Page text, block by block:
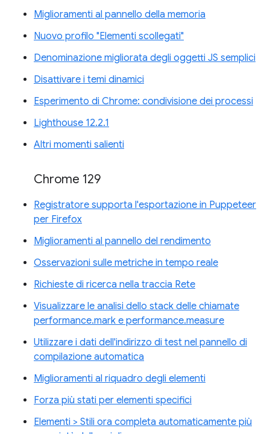
Miglioramenti al pannello della memoria
Nuovo profilo "Elementi scollegati"
Denominazione migliorata degli oggetti JS semplici
Disattivare i temi dinamici
Esperimento di Chrome: condivisione dei processi
Lighthouse 12.2.1
Altri momenti salienti
Chrome 129
Registratore supporta l'esportazione in Puppeteer
per Firefox
Miglioramenti al pannello del rendimento
Osservazioni sulle metriche in tempo reale
Richieste di ricerca nella traccia Rete
Visualizzare le analisi dello stack delle chiamate
performance.mark e performance.measure
Utilizzare i dati dell'indirizzo di test nel pannello di
compilazione automatica
Miglioramenti al riquadro degli elementi
Forza più stati per elementi specifici
Elementi > Stili ora completa automaticamente più